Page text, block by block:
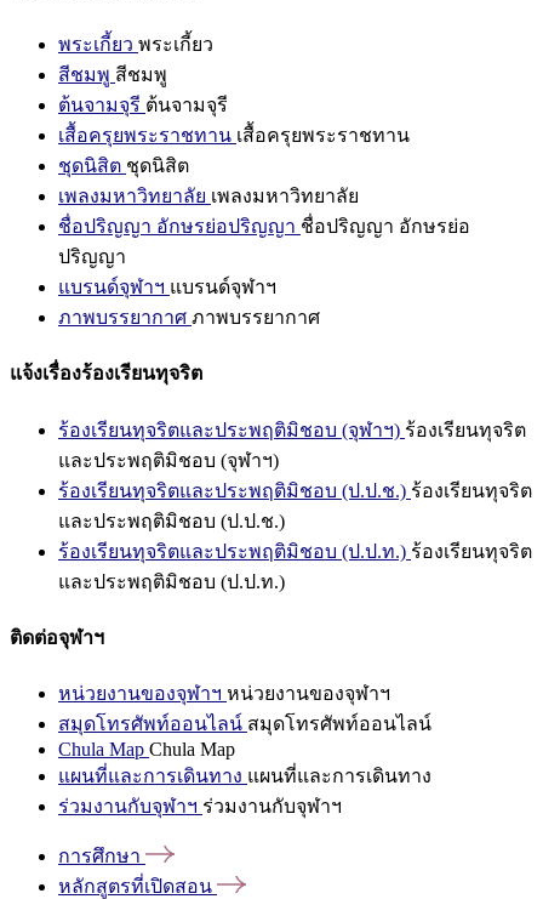
พระเกี้ยว พระเกี้ยว
สีชมพู สีชมพู
ต้นจามจุรี ต้นจามจุรี
เสื้อครุยพระราชทาน เสื้อครุยพระราชทาน
ชุดนิสิต ชุดนิสิต
เพลงมหาวิทยาลัย เพลงมหาวิทยาลัย
ชื่อปริญญา อักษรย่อปริญญา ชื่อปริญญา อักษรย่อ
ปริญญา
แบรนด์จุฬาฯ แบรนด์จุฬาฯ
ภาพบรรยากาศ ภาพบรรยากาศ
แจ้งเรื่องร้องเรียนทุจริต
ร้องเรียนทุจริตและประพฤติมิชอบ (จุฬาฯ) ร้องเรียนทุจริต
และประพฤติมิชอบ (จุฬาฯ)
ร้องเรียนทุจริตและประพฤติมิชอบ (ป.ป.ช.) ร้องเรียนทุจริต
และประพฤติมิชอบ (ป.ป.ช.)
ร้องเรียนทุจริตและประพฤติมิชอบ (ป.ป.ท.) ร้องเรียนทุจริต
และประพฤติมิชอบ (ป.ป.ท.)
ติดต่อจุฬาฯ
หน่วยงานของจุฬาฯ หน่วยงานของจุฬาฯ
สมุดโทรศัพท์ออนไลน์ สมุดโทรศัพท์ออนไลน์
Chula Map Chula Map
แผนที่และการเดินทาง แผนที่และการเดินทาง
ร่วมงานกับจุฬาฯ ร่วมงานกับจุฬาฯ
การศึกษา
หลักสูตรที่เปิดสอน